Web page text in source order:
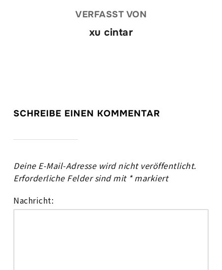
VERFASST VON
xu cintar
SCHREIBE EINEN KOMMENTAR
Deine E-Mail-Adresse wird nicht veröffentlicht.
Erforderliche Felder sind mit *markiert
Nachricht: